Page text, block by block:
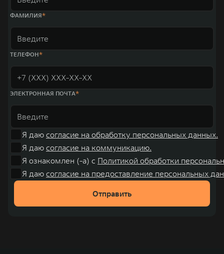
ФАМИЛИЯ
ТЕЛЕФОН
ЭЛЕКТРОННАЯ ПОЧТА
Я даю согласие на обработку персональных данных.
Я даю согласие на коммуникацию.
Я ознакомлен (-а) с Политикой обработки
Я даю согласие на предоставление персональных
Отправить